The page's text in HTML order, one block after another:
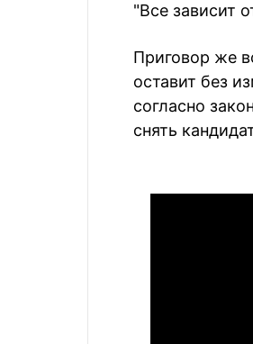
"Все зависит
Приговор же
оставит без
согласно
снять